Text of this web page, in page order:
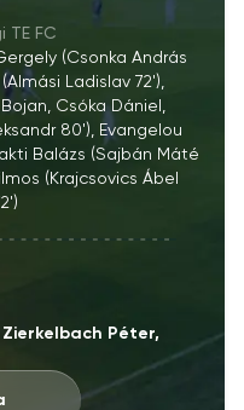
TE FC
(Csonka András
Ladislav 72'),
Csóka Dániel,
80'), Evangelou
Balázs (Sajbán Máté
(Krajcsovics Ábel
Péter,